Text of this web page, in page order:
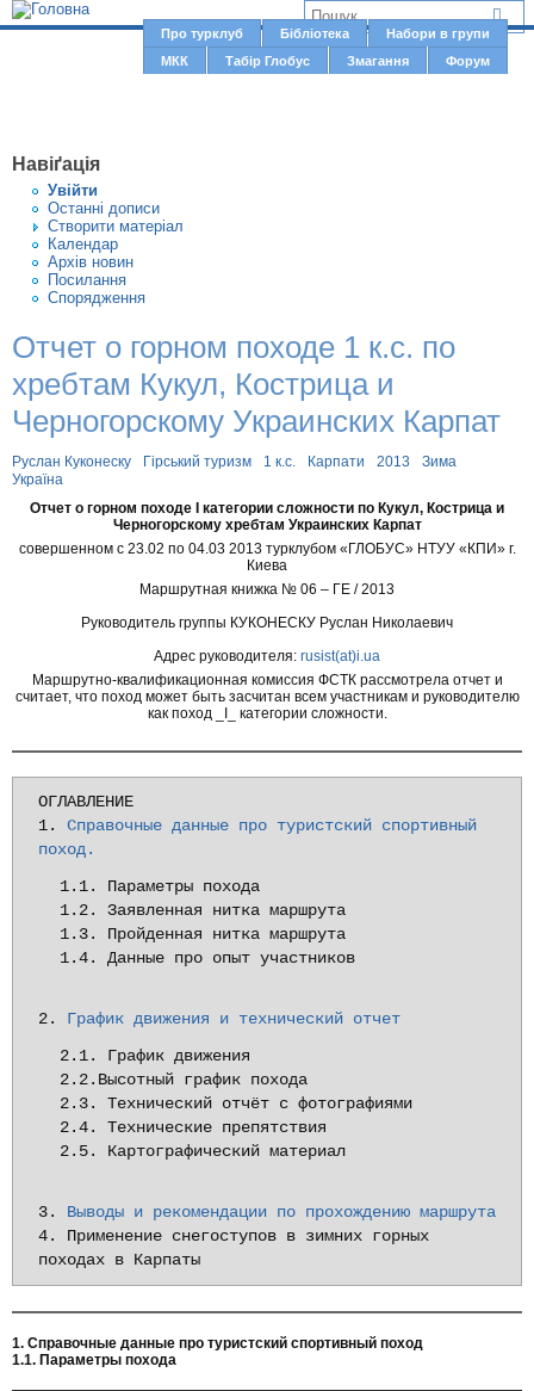
Jump to navigation
о
е
ю
Про турклуб Бібліотека
Набори в групи
МКК
Табір Глобус Змагання Форум
В
Навіґація
Увiйти
Останні дописи
Створити матерiал
Календар
Архів новин
Посилання
Спорядження
Отчет о горном походе 1 к.с. по
хребтам Кукул, Кострица и
Черногорскому Украинских Карпат
Руслан Куконеску Гірський туризм 1 к.с. Карпати 2013
Зима
Україна
Отчет о горном походе I категории сложности по Кукул, Кострица и
Черногорскому хребтам Украинских Карпат
совершенном с 23.02 по 04.03 2013 турклубом «ГЛОБУС» НТУУ «КПИ» г.
Киева
Маршрутная книжка № 06 – ГЕ / 2013
Руководитель группы КУКОНЕСКУ Руслан Николаевич
Адрес руководителя: rusist(at)i.ua
Маршрутно-квалификационная комиссия ФСТК рассмотрела отчет и
считает, что поход может быть засчитан всем участникам и руководителю
как поход _I_ категории сложности.
ОГЛАВЛЕНИЕ
1. Справочные данные про туристский спортивный
поход.
1.1. Параметры похода
1.2. Заявленная нитка маршрута
1.3. Пройденная нитка маршрута
1.4. Данные про опыт участников
2. График движения и технический отчет
2.1. График движения
2.2.Высотный график похода
2.3. Технический отчёт с фотографиями
2.4. Технические препятствия
2.5. Картографический материал
3.
Выводы и рекомендации по прохождению маршрута
4. Применение снегоступов в зимних горных
походах в Карпаты
1. Справочные данные про туристский спортивный поход
1.1. Параметры похода